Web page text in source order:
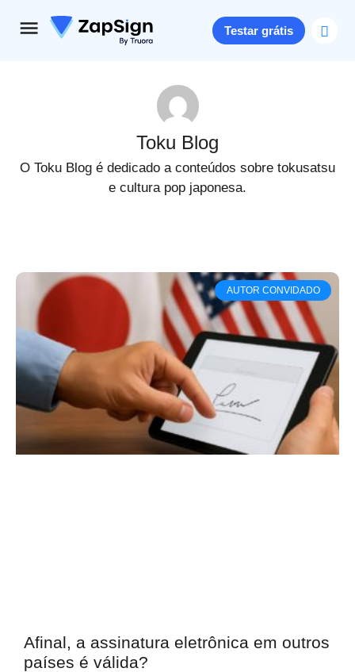
Testar grátis
Toku Blog
O Toku Blog é dedicado a conteúdos sobre tokusatsu
e cultura pop japonesa.
AUTOR CONVIDADO
Afinal, a assinatura eletrônica em outros
países é válida?